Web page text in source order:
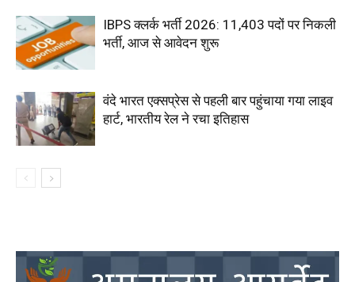
IBPS क्लर्क भर्ती 2026: 11,403 पदों पर निकली
भर्ती, आज से आवेदन शुरू
वंदे भारत एक्सप्रेस से पहली बार पहुंचाया गया लाइव
हार्ट, भारतीय रेल ने रचा इतिहास